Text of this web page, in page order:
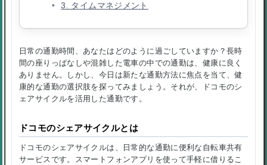
3. タイムマネジメント
日常の通勤時間、あなたはどのように過ごしていますか？長時
間の座りっぱなしや混雑した電車の中での通勤は、健康に良く
ありません。しかし、今日は新たな通勤方法に焦点を当て、健
康的な通勤の選択肢を探ってみましょう。それが、ドコモのシ
ェアサイクルを活用した通勤です。
ドコモのシェアサイクルとは
ドコモのシェアサイクルは、日常的な通勤に便利な自転車共有
サービスです。スマートフォンアプリを使って手軽に借りるこ